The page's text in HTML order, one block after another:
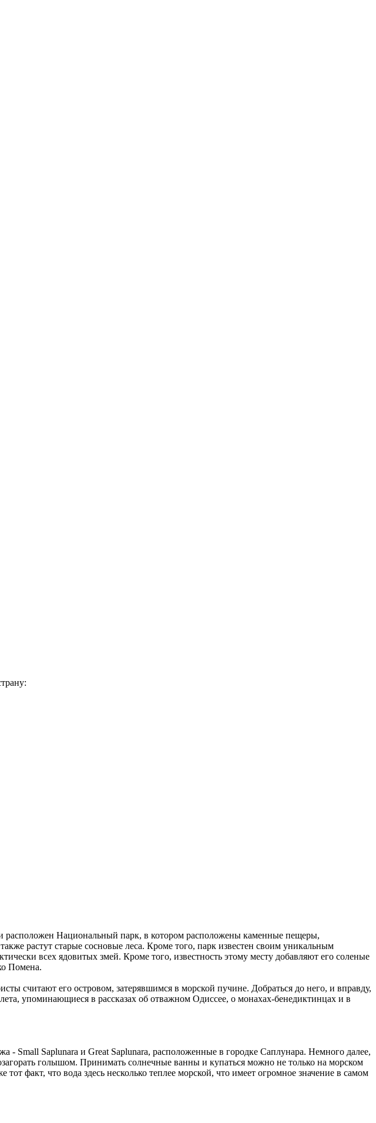
расположен Национальный парк, в котором расположены каменные пещеры,
растут старые сосновые леса. Кроме того, парк известен своим уникальным
всех ядовитых змей. Кроме того, известность этому месту добавляют его соленые
Помена.
считают его островом, затерявшимся в морской пучине. Добраться до него, и вправду,
упоминающиеся в рассказах об отважном Одиссее, о монахах-бенедиктинцах и в
Small Saplunara и Great Saplunara, расположенные в городке Саплунара. Немного далее,
голышом. Принимать солнечные ванны и купаться можно не только на морском
факт, что вода здесь несколько теплее морской, что имеет огромное значение в самом